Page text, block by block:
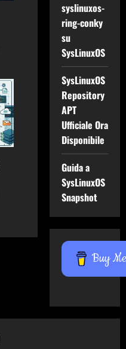
syslinuxos-
ring-conky
su
SysLinuxOS
SysLinuxOS
Repository
APT
Ufficiale Ora
Disponibile
Guida a
SysLinuxOS
Snapshot
Buy